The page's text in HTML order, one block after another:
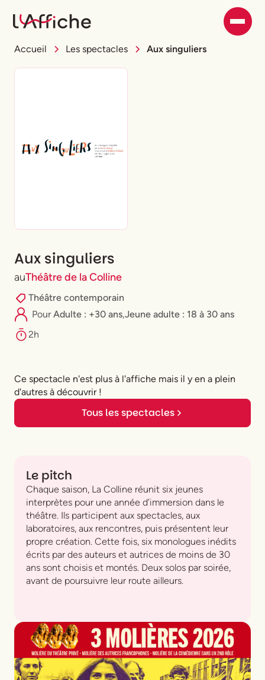
Accueil Les spectacles Aux singuliers
Aux singuliers
auThéâtre de la Colline
Théâtre contemporain
PourAdulte : +30 ans,⁠Jeune adulte : 18 à 30 ans
2h
Ce spectacle n'est plus à l'affiche mais il y en a plein
d'autres à découvrir !
Tous les spectacles
Le pitch
Chaque saison, La Colline réunit six jeunes
interprètes pour une année d’immersion dans le
théâtre. Ils participent aux spectacles, aux
laboratoires, aux rencontres, puis présentent leur
propre création. Cette fois, six monologues inédits
écrits par des auteurs et autrices de moins de 30
ans sont choisis et montés. Deux solos par soirée,
avant de poursuivre leur route ailleurs.